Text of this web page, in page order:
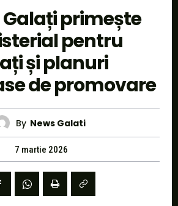
primește
pentru
și planuri
de promovare
By News Galati
7 martie 2026